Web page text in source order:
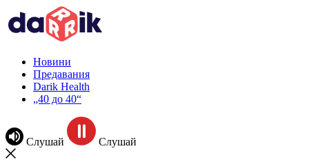
Новини
Предавания
Darik Health
„40 до 40“
Слушай Слушай